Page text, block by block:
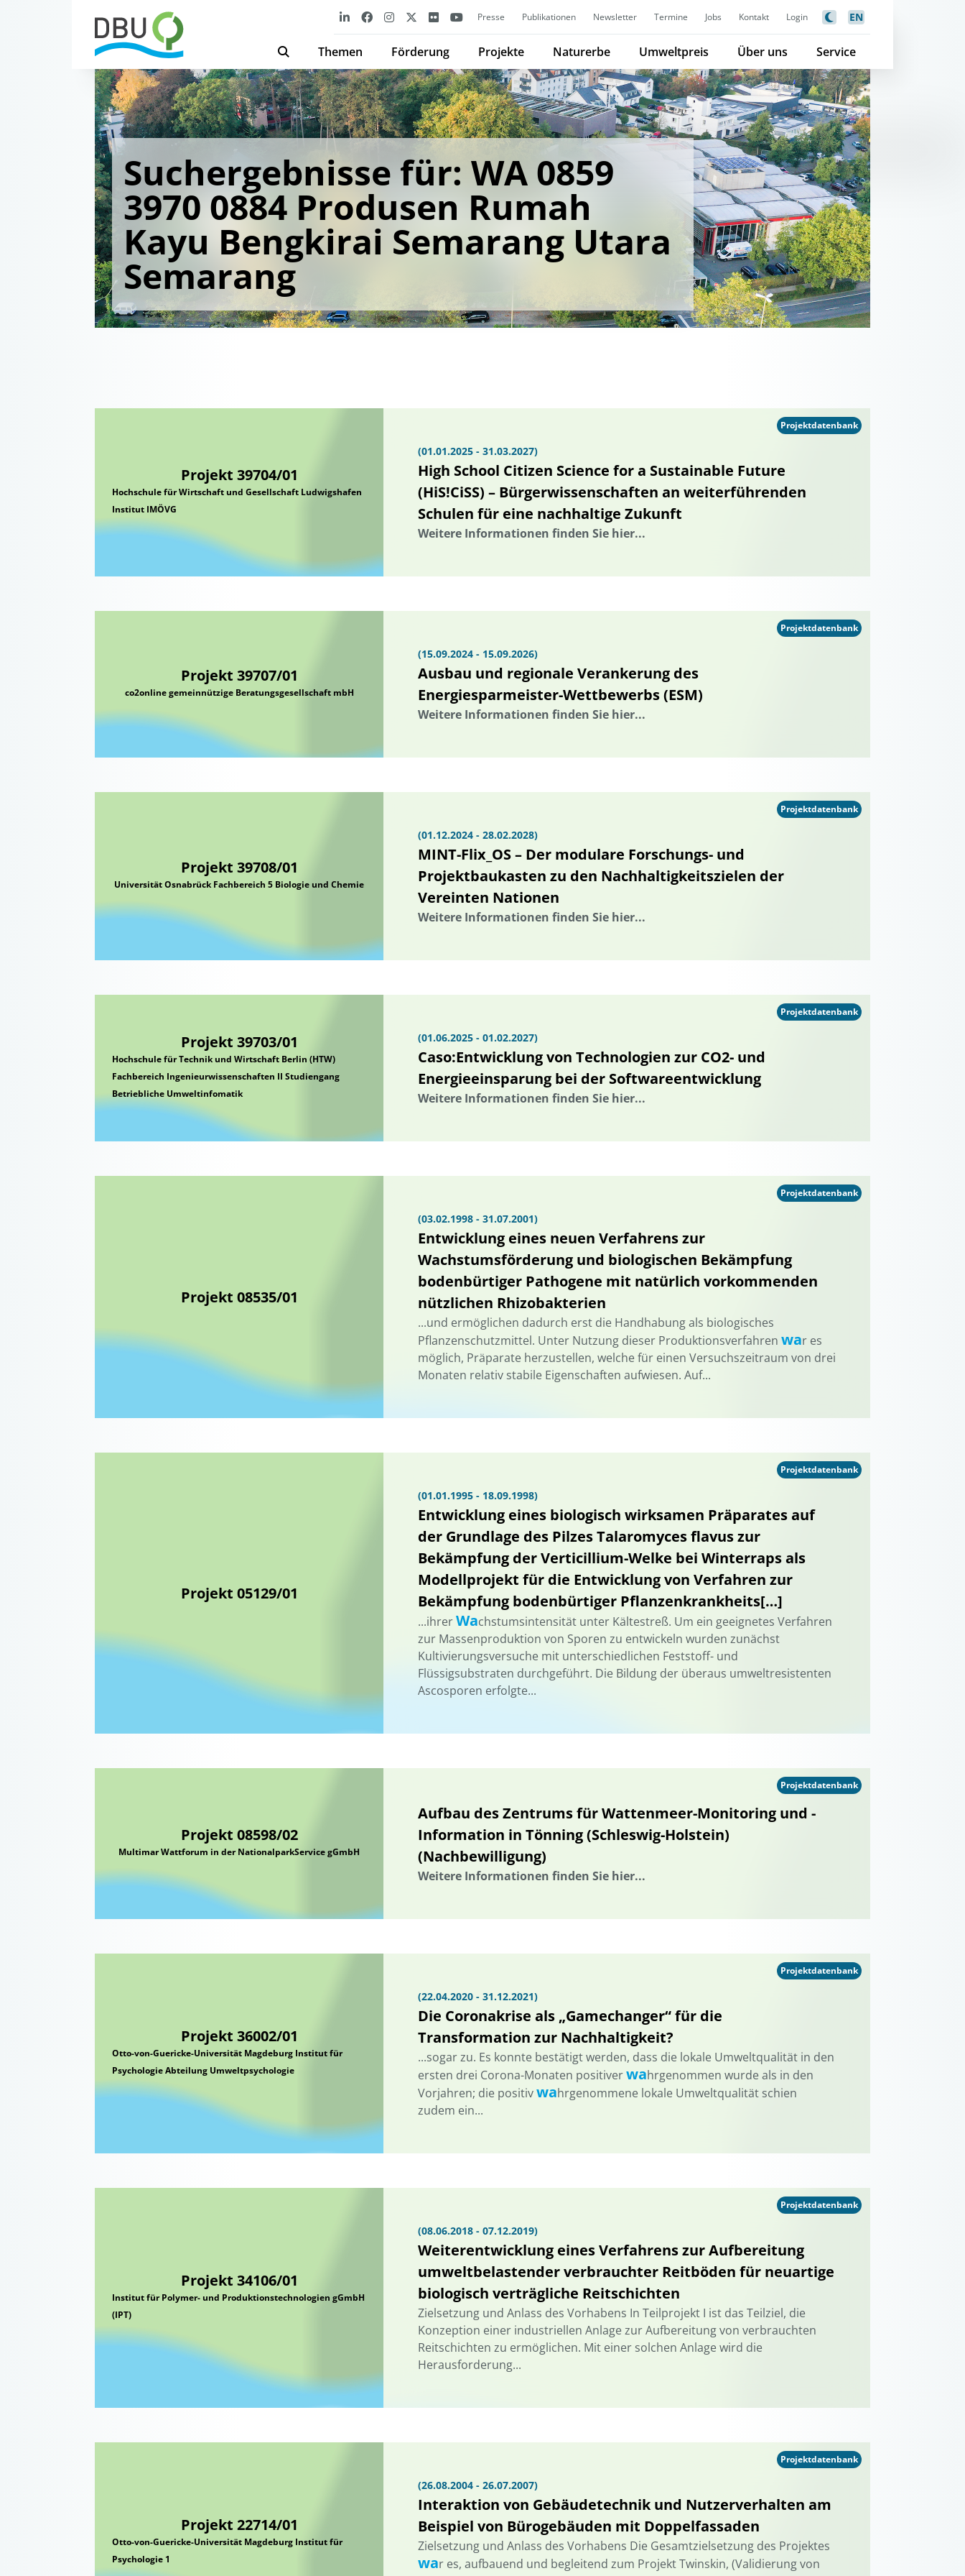
Presse Publikationen Newsletter Termine Jobs Kontakt Login EN
Themen Förderung Projekte Naturerbe Umweltpreis Über uns Service
Suchergebnisse für: WA 0859
3970 0884 Produsen Rumah
Kayu Bengkirai Semarang Utara
Semarang
Projekt 39704/01
Hochschule für Wirtschaft und Gesellschaft Ludwigshafen
Institut IMÖVG
(01.01.2025 - 31.03.2027)
High School Citizen Science for a Sustainable Future
(HiS!CiSS) – Bürgerwissenschaften an weiterführenden
Schulen für eine nachhaltige Zukunft
Weitere Informationen finden Sie hier...
Projektdatenbank
Projekt 39707/01
co2online gemeinnützige Beratungsgesellschaft mbH
(15.09.2024 - 15.09.2026)
Ausbau und regionale Verankerung des
Energiesparmeister-Wettbewerbs (ESM)
Weitere Informationen finden Sie hier...
Projektdatenbank
Projekt 39708/01
Universität Osnabrück Fachbereich 5 Biologie und Chemie
(01.12.2024 - 28.02.2028)
MINT-Flix_OS – Der modulare Forschungs- und
Projektbaukasten zu den Nachhaltigkeitszielen der
Vereinten Nationen
Weitere Informationen finden Sie hier...
Projektdatenbank
Projekt 39703/01
Hochschule für Technik und Wirtschaft Berlin (HTW)
Fachbereich Ingenieurwissenschaften II Studiengang
Betriebliche Umweltinfomatik
(01.06.2025 - 01.02.2027)
Caso:Entwicklung von Technologien zur CO2- und
Energieeinsparung bei der Softwareentwicklung
Weitere Informationen finden Sie hier...
Projektdatenbank
Projekt 08535/01
(03.02.1998 - 31.07.2001)
Entwicklung eines neuen Verfahrens zur
Wachstumsförderung und biologischen Bekämpfung
bodenbürtiger Pathogene mit natürlich vorkommenden
nützlichen Rhizobakterien
...und ermöglichen dadurch erst die Handhabung als biologisches
Pflanzenschutzmittel. Unter Nutzung dieser Produktionsverfahren war es
möglich, Präparate herzustellen, welche für einen Versuchszeitraum von drei
Monaten relativ stabile Eigenschaften aufwiesen. Auf...
Projektdatenbank
Projekt 05129/01
(01.01.1995 - 18.09.1998)
Entwicklung eines biologisch wirksamen Präparates auf
der Grundlage des Pilzes Talaromyces flavus zur
Bekämpfung der Verticillium-Welke bei Winterraps als
Modellprojekt für die Entwicklung von Verfahren zur
Bekämpfung bodenbürtiger Pflanzenkrankheits[…]
...ihrerWachstumsintensität unter Kältestreß. Um ein geeignetes Verfahren
zur Massenproduktion von Sporen zu entwickeln wurden zunächst
Kultivierungsversuche mit unterschiedlichen Feststoff- und
Flüssigsubstraten durchgeführt. Die Bildung der überaus umweltresistenten
Ascosporen erfolgte...
Projektdatenbank
Projekt 08598/02
Multimar Wattforum in der NationalparkService gGmbH
Aufbau des Zentrums für Wattenmeer-Monitoring und -
Information in Tönning (Schleswig-Holstein)
(Nachbewilligung)
Weitere Informationen finden Sie hier...
Projektdatenbank
Projekt 36002/01
Otto-von-Guericke-Universität Magdeburg Institut für
Psychologie Abteilung Umweltpsychologie
(22.04.2020 - 31.12.2021)
Die Coronakrise als „Gamechanger“ für die
Transformation zur Nachhaltigkeit?
...sogar zu. Es konnte bestätigt werden, dass die lokale Umweltqualität in den
ersten drei Corona-Monaten positiverwahrgenommen wurde als in den
Vorjahren; die positivwahrgenommene lokale Umweltqualität schien
zudem ein...
Projektdatenbank
Projekt 34106/01
Institut für Polymer- und Produktionstechnologien gGmbH
(IPT)
(08.06.2018 - 07.12.2019)
Weiterentwicklung eines Verfahrens zur Aufbereitung
umweltbelastender verbrauchter Reitböden für neuartige
biologisch verträgliche Reitschichten
Zielsetzung und Anlass des Vorhabens In Teilprojekt I ist das Teilziel, die
Konzeption einer industriellen Anlage zur Aufbereitung von verbrauchten
Reitschichten zu ermöglichen. Mit einer solchen Anlage wird die
Herausforderung...
Projektdatenbank
Projekt 22714/01
Otto-von-Guericke-Universität Magdeburg Institut für
Psychologie 1
(26.08.2004 - 26.07.2007)
Interaktion von Gebäudetechnik und Nutzerverhalten am
Beispiel von Bürogebäuden mit Doppelfassaden
Zielsetzung und Anlass des Vorhabens Die Gesamtzielsetzung des Projektes
war es, aufbauend und begleitend zum Projekt Twinskin, (Validierung von
Projektdatenbank